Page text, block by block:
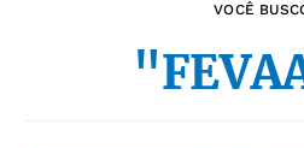
VOCÊ